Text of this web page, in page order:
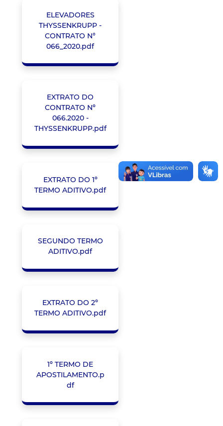
ELEVADORES
THYSSENKRUPP -
CONTRATO N°
066_2020.pdf
EXTRATO DO
CONTRATO Nº
066.2020 -
THYSSENKRUPP.pdf
EXTRATO DO 1º
TERMO ADITIVO.pdf
SEGUNDO TERMO
ADITIVO.pdf
EXTRATO DO 2º
TERMO ADITIVO.pdf
1º TERMO DE
APOSTILAMENTO.p
df